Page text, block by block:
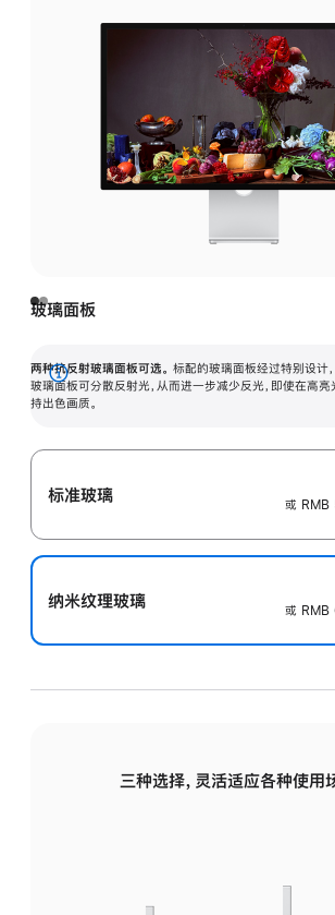
玻璃面板
两种抗反射玻璃面板可选。 标配的玻璃面板经过特别设计
玻璃面板可分散反射光，从而进一步减少反光，即使在高
持出色画质。
展
开
标准玻璃
或
纳米纹理玻璃
或
三种选择，灵活适应各种使用